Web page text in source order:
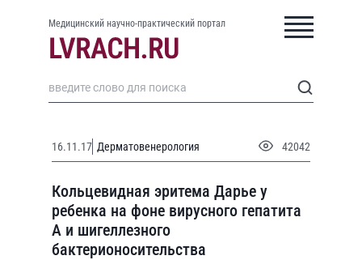
Медицинский научно-практический портал
16.11.17 Дерматовенерология 42042
Кольцевидная эритема Дарье у
ребенка на фоне вирусного гепатита
А и шигеллезного
бактерионосительства